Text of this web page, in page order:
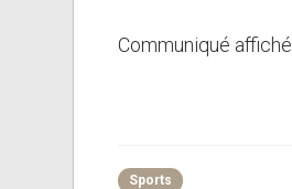
Communiqué affiché
Sports